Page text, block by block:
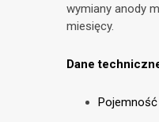
wymiany anody
miesięcy.
Dane